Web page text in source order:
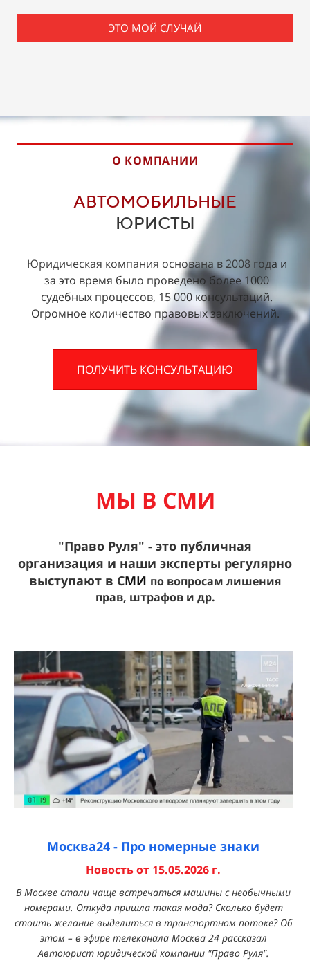
ЭТО МОЙ СЛУЧАЙ
О КОМПАНИИ
АВТОМОБИЛЬНЫЕ
ЮРИСТЫ
Юридическая компания основана в 2008 года и
за это время было проведено более 1000
судебных процессов, 15 000 консультаций.
Огромное количество правовых заключений.
ПОЛУЧИТЬ КОНСУЛЬТАЦИЮ
МЫ В СМИ
"Право Руля" - это публичная
организация и наши эксперты регулярно
выступают в СМИ по вопросам лишения
прав, штрафов и др.
Москва24 - Про номерные знаки
Новость от 15.05.2026 г.
В Москве стали чаще встречаться машины с необычными
номерами. Откуда пришла такая мода? Сколько будет
стоить желание выделиться в транспортном потоке? Об
этом – в эфире телеканала Москва 24 рассказал
Автоюрист юридической компании "Право Руля".